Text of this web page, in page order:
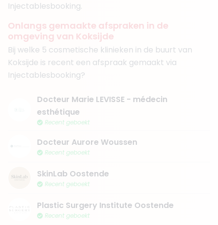
Injectablesbooking.
Onlangs gemaakte afspraken in de
omgeving van Koksijde
Bij welke 5 cosmetische klinieken in de buurt van
Koksijde is recent een afspraak gemaakt via
Injectablesbooking?
Docteur Marie LEVISSE - médecin
esthétique
Recent geboekt
Docteur Aurore Woussen
Recent geboekt
SkinLab Oostende
Recent geboekt
Plastic Surgery Institute Oostende
Recent geboekt